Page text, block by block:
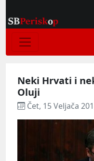
Neki Hrvati i
Oluji
Čet, 15 Veljača